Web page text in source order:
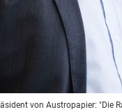
von Austropapier: "Die